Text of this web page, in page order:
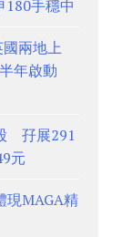
手穩中
兩地上
年啟動
孖展291
元
現MAGA精